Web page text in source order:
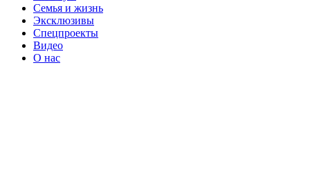
Семья и жизнь
Эксклюзивы
Спецпроекты
Видео
О нас